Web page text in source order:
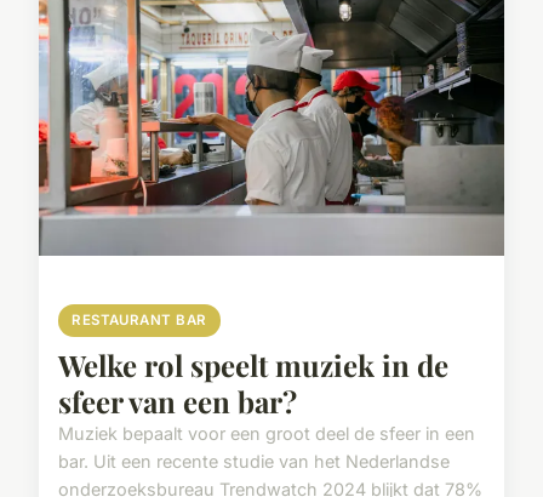
RESTAURANT BAR
Welke rol speelt muziek in de
sfeer van een bar?
Muziek bepaalt voor een groot deel de sfeer in een
bar. Uit een recente studie van het Nederlandse
onderzoeksbureau Trendwatch 2024 blijkt dat 78%